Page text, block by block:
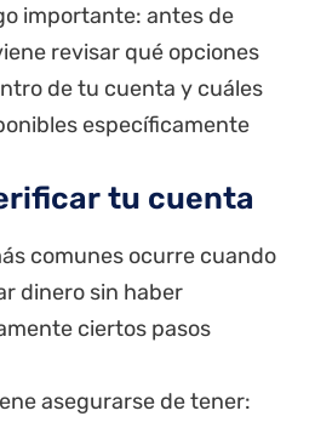
importante: antes de
revisar qué opciones
de tu cuenta y cuáles
específicamente
tu cuenta
comunes ocurre cuando
dinero sin haber
ciertos pasos
asegurarse de tener: